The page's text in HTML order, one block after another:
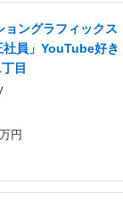
ョングラフィックス
員」YouTube好き
目
円